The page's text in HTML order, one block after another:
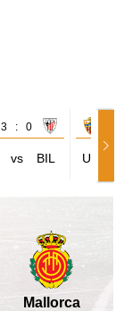
3 : 0
vs BIL UDA
Mallorca